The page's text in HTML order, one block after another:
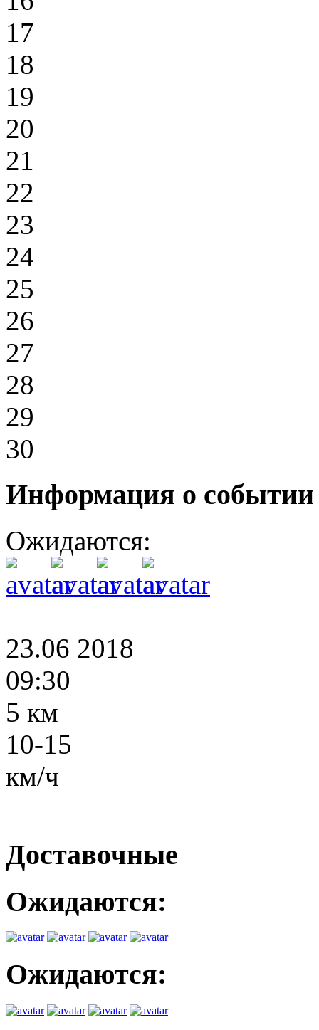
17
18
19
20
21
22
23
24
25
26
27
28
29
30
Информация о событии
Ожидаются:
23.06 2018
09:30
5 км
10-15
км/ч
Доставочные
Ожидаются:
Ожидаются: